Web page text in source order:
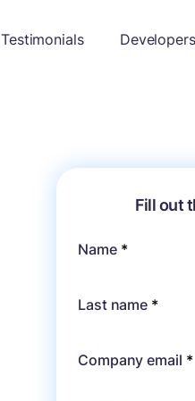
Testimonials Developers
Fill out
Name *
Last name *
Company email *